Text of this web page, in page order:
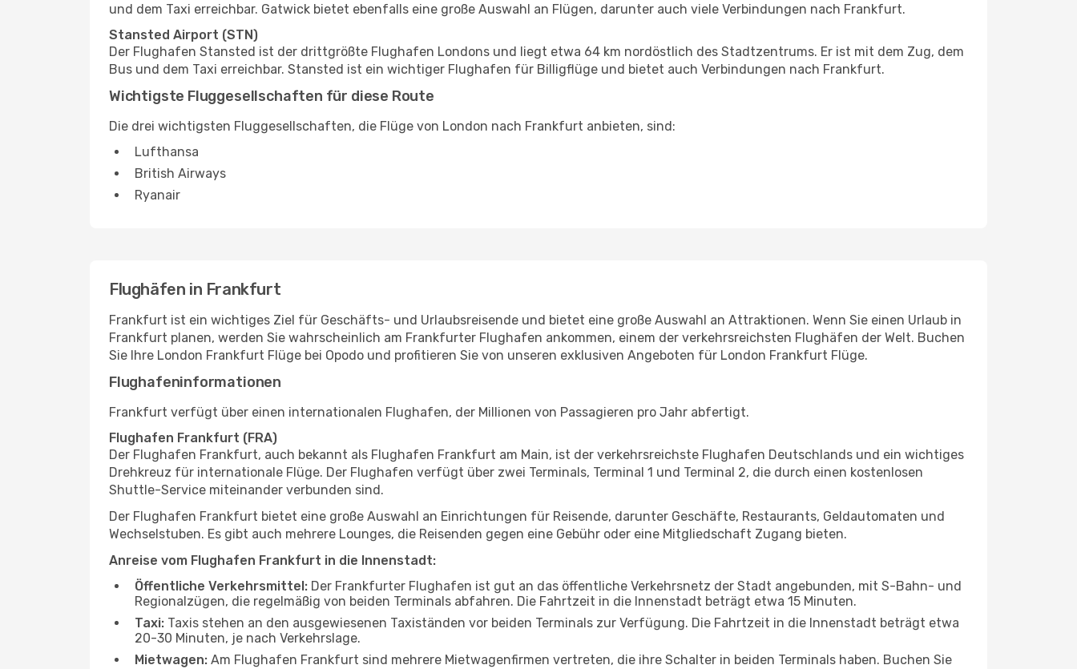
und dem Taxi erreichbar. Gatwick bietet ebenfalls eine große Auswahl an Flügen, darunter auch viele Verbindungen nach Frankfurt.
Stansted Airport (STN)
Der Flughafen Stansted ist der drittgrößte Flughafen Londons und liegt etwa 64 km nordöstlich des Stadtzentrums. Er ist mit dem Zug, dem
Bus und dem Taxi erreichbar. Stansted ist ein wichtiger Flughafen für Billigflüge und bietet auch Verbindungen nach Frankfurt.
Wichtigste Fluggesellschaften für diese Route
Die drei wichtigsten Fluggesellschaften, die Flüge von London nach Frankfurt anbieten, sind:
Lufthansa
British Airways
Ryanair
Flughäfen in Frankfurt
Frankfurt ist ein wichtiges Ziel für Geschäfts- und Urlaubsreisende und bietet eine große Auswahl an Attraktionen. Wenn Sie einen Urlaub in
Frankfurt planen, werden Sie wahrscheinlich am Frankfurter Flughafen ankommen, einem der verkehrsreichsten Flughäfen der Welt. Buchen
Sie Ihre London Frankfurt Flüge bei Opodo und profitieren Sie von unseren exklusiven Angeboten für London Frankfurt Flüge.
Flughafeninformationen
Frankfurt verfügt über einen internationalen Flughafen, der Millionen von Passagieren pro Jahr abfertigt.
Flughafen Frankfurt (FRA)
Der Flughafen Frankfurt, auch bekannt als Flughafen Frankfurt am Main, ist der verkehrsreichste Flughafen Deutschlands und ein wichtiges
Drehkreuz für internationale Flüge. Der Flughafen verfügt über zwei Terminals, Terminal 1 und Terminal 2, die durch einen kostenlosen
Shuttle-Service miteinander verbunden sind.
Der Flughafen Frankfurt bietet eine große Auswahl an Einrichtungen für Reisende, darunter Geschäfte, Restaurants, Geldautomaten und
Wechselstuben. Es gibt auch mehrere Lounges, die Reisenden gegen eine Gebühr oder eine Mitgliedschaft Zugang bieten.
Anreise vom Flughafen Frankfurt in die Innenstadt:
Öffentliche Verkehrsmittel: Der Frankfurter Flughafen ist gut an das öffentliche Verkehrsnetz der Stadt angebunden, mit S-Bahn- und
Regionalzügen, die regelmäßig von beiden Terminals abfahren. Die Fahrtzeit in die Innenstadt beträgt etwa 15 Minuten.
Taxi: Taxis stehen an den ausgewiesenen Taxiständen vor beiden Terminals zur Verfügung. Die Fahrtzeit in die Innenstadt beträgt etwa
20-30 Minuten, je nach Verkehrslage.
Mietwagen: Am Flughafen Frankfurt sind mehrere Mietwagenfirmen vertreten, die ihre Schalter in beiden Terminals haben. Buchen Sie